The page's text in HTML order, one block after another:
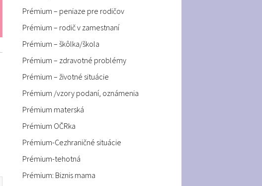
Prémium – peniaze pre rodičov
Prémium – rodič v zamestnaní
Prémium – škôlka/škola
Prémium – zdravotné problémy
Prémium – životné situácie
Prémium /vzory podaní, oznámenia
Prémium materská
Prémium OČRka
Prémium-Cezhraničné situácie
Prémium-tehotná
Prémium: Biznis mama